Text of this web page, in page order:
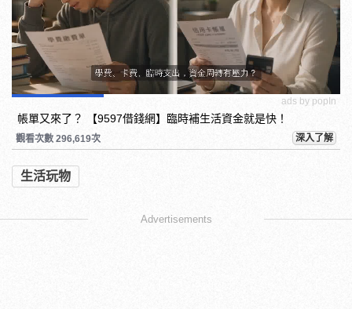
ads by popIn
帳單又來了？ 【9597借錢網】臨時補生活資金就是快！
觀看次數 296,619次 深入了解
生活玩物
Advertisements